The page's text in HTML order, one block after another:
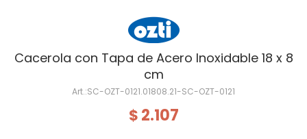
Cacerola con Tapa de Acero Inoxidable 18 x 8
cm
SC-OZT-0121.01808.21-SC-OZT-0121
$ 2.107